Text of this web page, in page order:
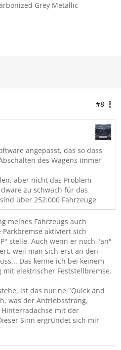
Grey Metallic
#8
angepasst, das so dass
des Wagens immer
aber nicht das Problem
zu schwach für das
über 252.000 Fahrzeuge
meines Fahrzeugs auch
aktiviert sich
stelle. Auch wenn er noch "an"
weil man sich erst an den
Das kenne ich bei keinem
elektrischer Feststellbremse.
ist das nur ne "Quick and
was der Antriebsstrang,
mit der
Sinn ergründet sich mir